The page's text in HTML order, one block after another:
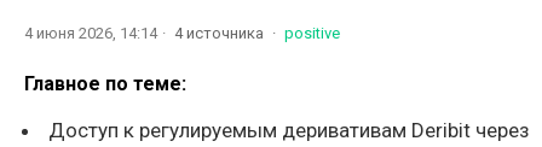
4 июня 2026, 14:14 4 источника positive
Главное по теме:
Доступ к регулируемым деривативам Deribit через